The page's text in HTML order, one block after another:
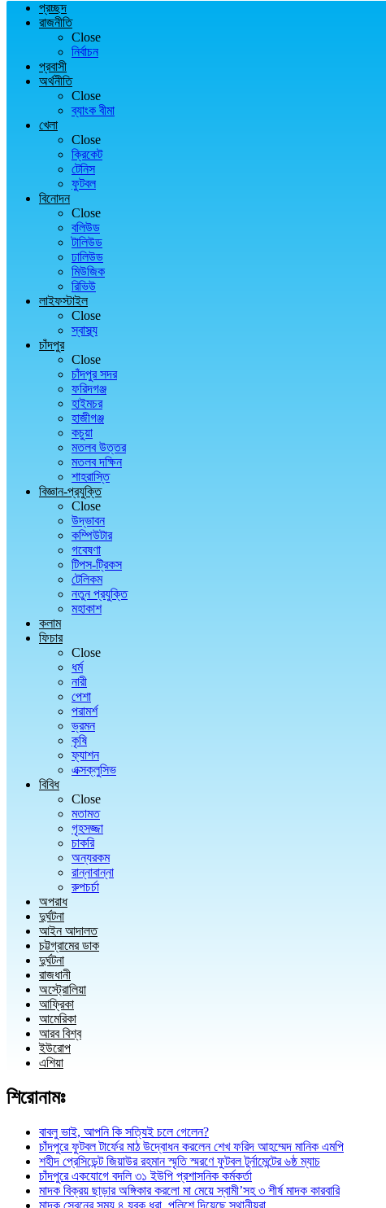
প্রচ্ছদ
রাজনীতি
Close
নির্বাচন
প্রবাসী
অর্থনীতি
Close
ব্যাংক বীমা
খেলা
Close
ক্রিকেট
টেনিস
ফুটবল
বিনোদন
Close
বলিউড
টালিউড
ঢালিউড
মিউজিক
রিভিউ
লাইফস্টাইল
Close
স্বাস্থ্য
চাঁদপুর
Close
চাঁদপুর সদর
ফরিদগঞ্জ
হাইমচর
হাজীগঞ্জ
কচুয়া
মতলব উত্তর
মতলব দক্ষিন
শাহরাস্তি
বিজ্ঞান-প্রযুক্তি
Close
উদ্ভাবন
কম্পিউটার
গবেষণা
টিপস-ট্রিকস
টেলিকম
নতুন প্রযুক্তি
মহাকাশ
কলাম
ফিচার
Close
ধর্ম
নারী
পেশা
পরামর্শ
ভ্রমন
কৃষি
ফ্যাশন
এক্সক্লুসিভ
বিবিধ
Close
মতামত
গৃহসজ্জা
চাকরি
অন্যরকম
রান্নাবান্না
রুপচর্চা
অপরাধ
দুর্ঘটনা
আইন আদালত
চট্টগ্রামের ডাক
দুর্ঘটনা
রাজধানী
অস্ট্রোলিয়া
আফ্রিকা
আমেরিকা
আরব বিশ্ব
ইউরোপ
এশিয়া
শিরোনামঃ
বাবলু ভাই, আপনি কি সত্যিই চলে গেলেন?
চাঁদপুরে ফুটবল টার্ফের মাঠ উদ্বোধন করলেন শেখ ফরিদ আহম্মেদ মানিক এমপি
শহীদ প্রেসিডেন্ট জিয়াউর রহমান স্মৃতি স্মরণে ফুটবল টুর্নামেন্টের ৬ষ্ঠ ম্যাচ
চাঁদপুরে একযোগে বদলি ৩১ ইউপি প্রশাসনিক কর্মকর্তা
মাদক বিক্রয় ছাড়ার অঙ্গিকার করলো মা মেয়ে স্বামী’সহ ৩ শীর্ষ মাদক কারবারি
মাদক সেবনের সময় ৪ যুবক ধরা, পুলিশে দিয়েছে স্থানীয়রা